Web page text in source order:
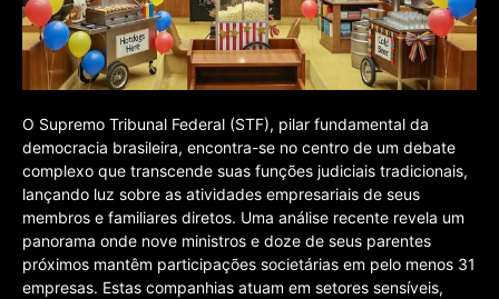
O Supremo Tribunal Federal (STF), pilar fundamental da
democracia brasileira, encontra-se no centro de um debate
complexo que transcende suas funções judiciais tradicionais,
lançando luz sobre as atividades empresariais de seus
membros e familiares diretos. Uma análise recente revela um
panorama onde nove ministros e doze de seus parentes
próximos mantêm participações societárias em pelo menos 31
empresas. Estas companhias atuam em setores sensíveis,